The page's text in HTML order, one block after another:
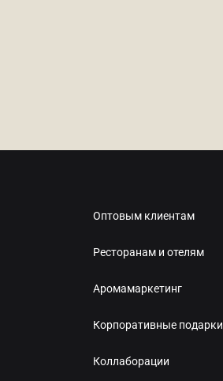
Оптовым клиентам
Ресторанам и отелям
Аромамаркетинг
Корпоративные подарки
Коллаборации